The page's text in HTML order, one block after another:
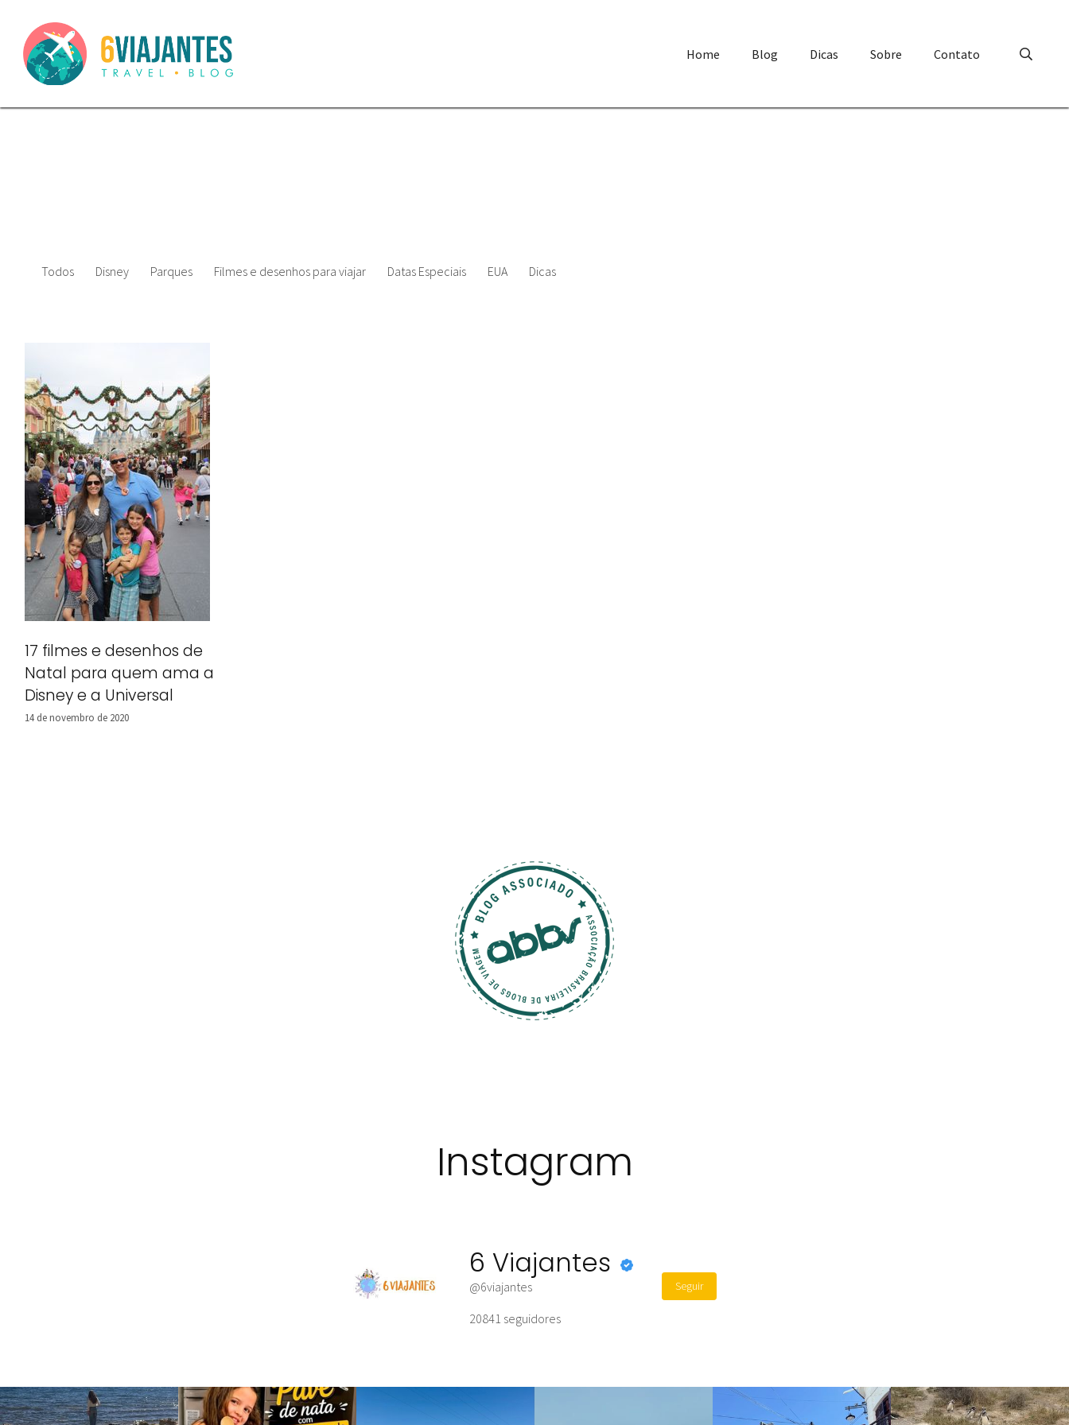
Home Blog Dicas Sobre Contato
Todos Disney Parques Filmes e desenhos para viajar Datas Especiais EUA Dicas
17 filmes e desenhos de
Natal para quem ama a
Disney e a Universal
14 de novembro de 2020
Instagram
6 Viajantes
@6viajantes
20841 seguidores
Seguir